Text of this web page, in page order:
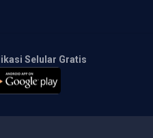
Selular Gratis